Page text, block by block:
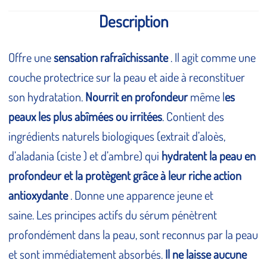
Fermeture Estivale 2026
du 7 au 28 août inclus
Description
Offre unesensation rafraîchissante. Il agit comme une
couche protectrice sur la peau et aide à reconstituer
son hydratation.Nourrit en profondeurmême les
peaux les plus abîmées ou irritées. Contient des
ingrédients naturels biologiques (extrait d’aloès,
d’aladania (ciste ) et d’ambre) qui hydratent la peau en
profondeur et la protègent grâce à leur riche action
antioxydante. Donne une apparence jeune et
saine. Les principes actifs du sérum pénètrent
profondément dans la peau, sont reconnus par la peau
et sont immédiatement absorbés.Il ne laisse aucune